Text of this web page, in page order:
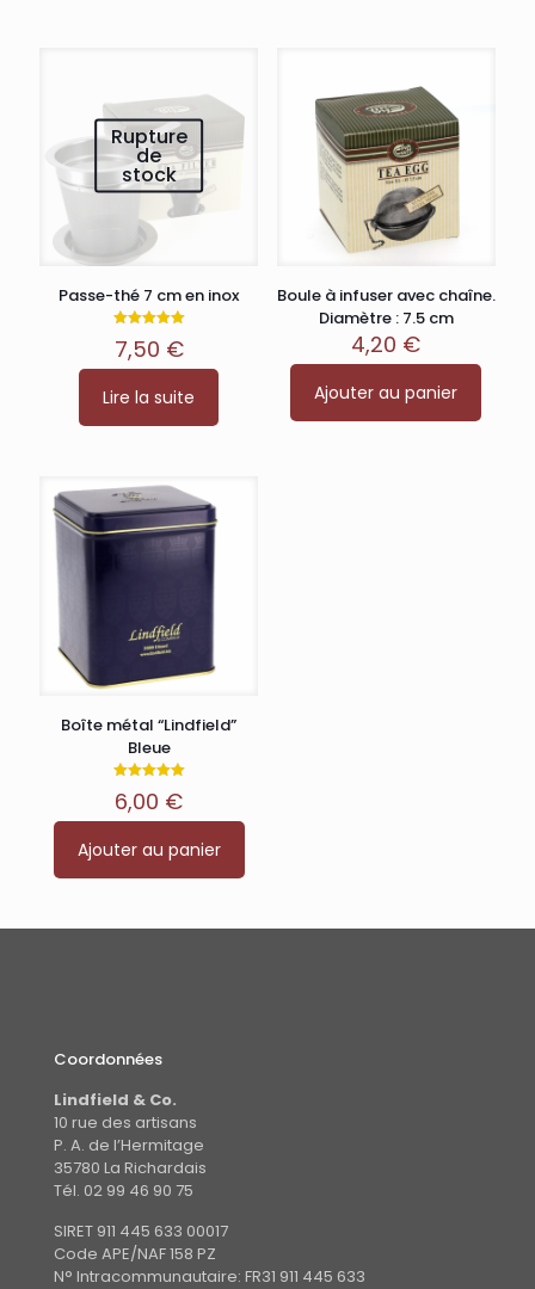
du
produit
Rupture
de
stock
Passe-thé 7 cm en inox
5.00
sur 5
7,50 €
Lire la suite
Boule à infuser avec chaîne.
Diamètre : 7.5 cm
4,20 €
Ajouter au panier
Boîte métal “Lindfield”
Bleue
5.00
sur 5
6,00 €
Ajouter au panier
Coordonnées
Lindfield & Co.
10 rue des artisans
P. A. de l’Hermitage
35780 La Richardais
Tél. 02 99 46 90 75
SIRET 911 445 633 00017
Code APE/NAF 158 PZ
N° Intracommunautaire: FR31 911 445 633